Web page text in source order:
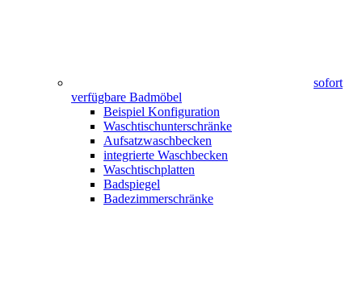
sofort
verfügbare Badmöbel
Beispiel Konfiguration
Waschtischunterschränke
Aufsatzwaschbecken
integrierte Waschbecken
Waschtischplatten
Badspiegel
Badezimmerschränke